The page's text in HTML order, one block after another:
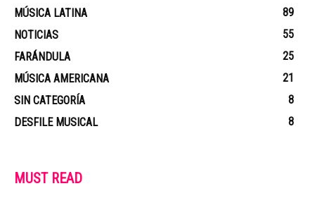
MÚSICA LATINA
89
NOTICIAS
55
FARÁNDULA
25
MÚSICA AMERICANA
21
SIN CATEGORÍA
8
DESFILE MUSICAL
8
MUST READ